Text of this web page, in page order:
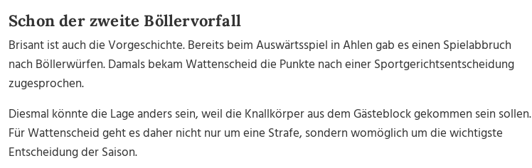
Schon der zweite Böllervorfall
Brisant ist auch die Vorgeschichte. Bereits beim Auswärtsspiel in Ahlen gab es einen Spielabbruch
nach Böllerwürfen. Damals bekam Wattenscheid die Punkte nach einer Sportgerichtsentscheidung
zugesprochen.
Diesmal könnte die Lage anders sein, weil die Knallkörper aus dem Gästeblock gekommen sein sollen.
Für Wattenscheid geht es daher nicht nur um eine Strafe, sondern womöglich um die wichtigste
Entscheidung der Saison.